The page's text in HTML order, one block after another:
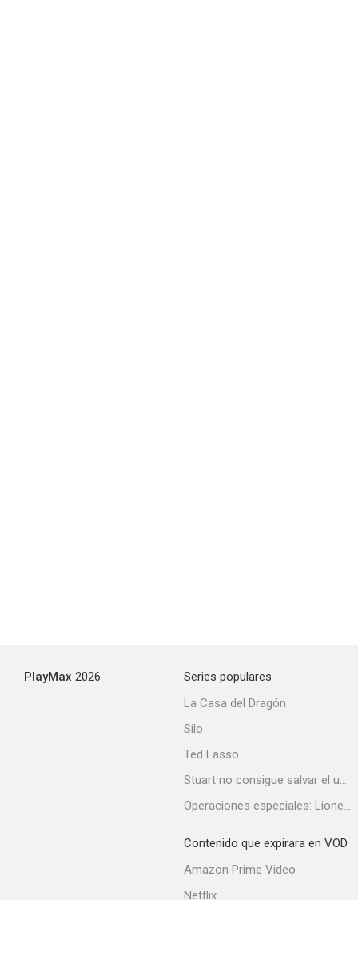
PlayMax 2026
Series populares
La Casa del Dragón
Silo
Ted Lasso
Stuart no consigue salvar el universo
Operaciones especiales: Lioness
Contenido que expirara en VOD
Amazon Prime Video
Netflix